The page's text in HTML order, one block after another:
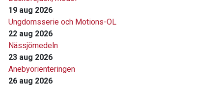
19 aug 2026
Ungdomsserie och Motions-OL
22 aug 2026
Nässjömedeln
23 aug 2026
Anebyorienteringen
26 aug 2026